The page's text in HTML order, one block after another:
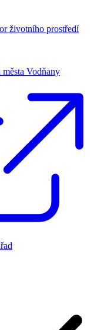
životního prostředí
Vodňany